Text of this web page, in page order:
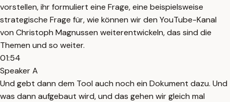
vorstellen, ihr formuliert eine Frage, eine beispielsweise
strategische Frage für, wie können wir den YouTube-Kanal
von Christoph Magnussen weiterentwickeln, das sind die
Themen und so weiter.
01:54
Speaker A
Und gebt dann dem Tool auch noch ein Dokument dazu. Und
was dann aufgebaut wird, und das gehen wir gleich mal